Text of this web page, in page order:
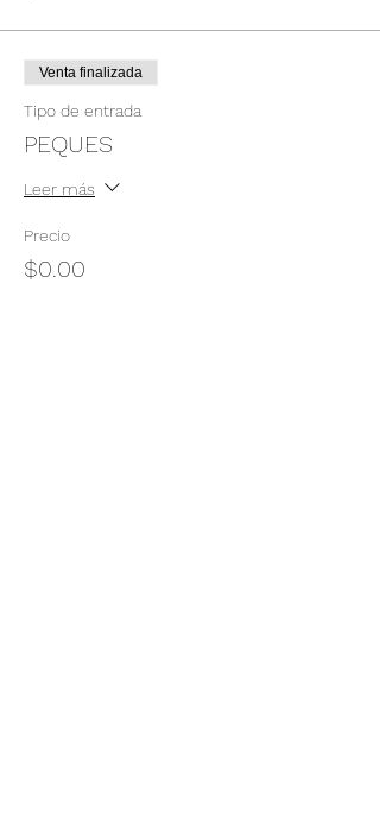
Venta finalizada
Tipo de entrada
PEQUES
Leer más
Precio
$0.00